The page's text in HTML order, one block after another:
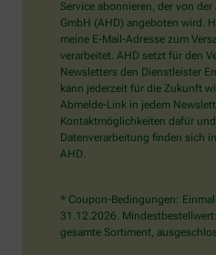
Dann
wählen
Sie
bitte
die
Flagge.
Service abonnieren, der von
GmbH (AHD) angeboten wird.
meine E-Mail-Adresse zum
verarbeitet. AHD setzt für den
Newsletters den Dienstleister
kann jederzeit für die Zukunft
Abmelde-Link in jedem
Kontaktmöglichkeiten dafür
Datenverarbeitung finden sich
AHD.
* Coupon-Bedingungen:
31.12.2026.
gesamte Sortiment,